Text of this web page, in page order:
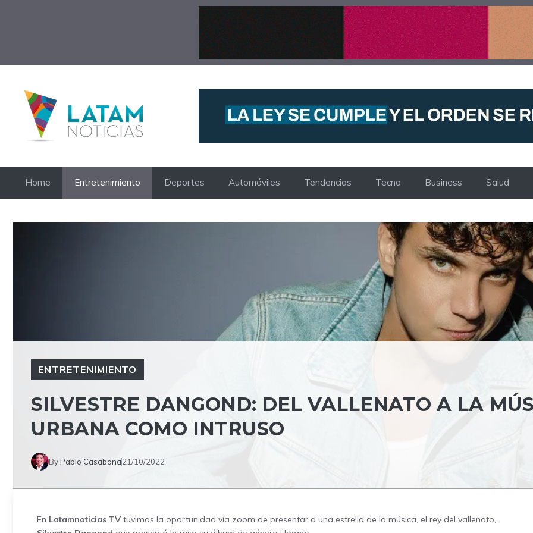
Home Entretenimiento Deportes Automóviles Tendencias Tecno Business Salud
ENTRETENIMIENTO
SILVESTRE DANGOND: DEL VALLENATO A LA
URBANA COMO INTRUSO
ByPablo Casabona21/10/2022
En Latamnoticias TV tuvimos la oportunidad vía zoom de presentar a una estrella de la música, el rey del vallenato,